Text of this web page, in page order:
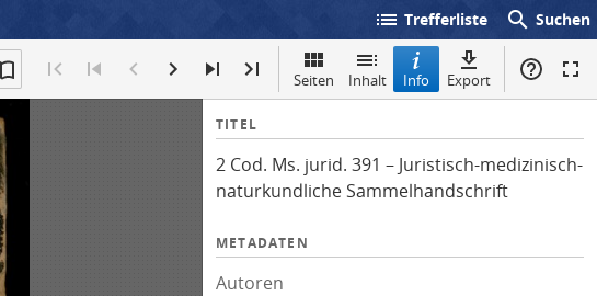
list Trefferliste search Suchen
Seiten Inhalt Info Export
I
f
o
TITEL
2 Cod. Ms. jurid. 391 – Juristisch-medizinisch-
naturkundliche Sammelhandschrift
METADATEN
Autoren